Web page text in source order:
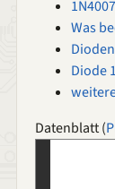
Was
Diode
Datenblatt (